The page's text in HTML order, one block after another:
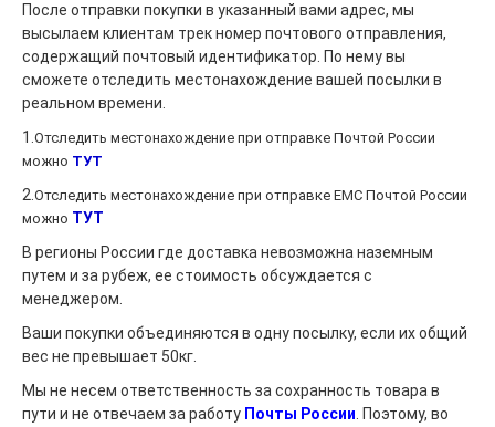
После отправки покупки в указанный вами адрес, мы
высылаем клиентам трек номер почтового отправления,
содержащий почтовый идентификатор. По нему вы
сможете отследить местонахождение вашей посылки в
реальном времени.
1. Отследить местонахождение при отправке Почтой России
можно ТУТ
2. Отследить местонахождение при отправке ЕМС Почтой России
можно ТУТ
В регионы России где доставка невозможна наземным
путем и за рубеж, ее стоимость обсуждается с
менеджером.
Ваши покупки объединяются в одну посылку, если их общий
вес не превышает 50кг.
Мы не несем ответственность за сохранность товара в
пути и не отвечаем за работу Почты России . Поэтому, во